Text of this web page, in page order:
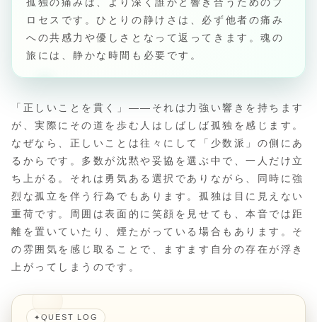
ロセスです。ひとりの静けさは、必ず他者の痛み
への共感力や優しさとなって返ってきます。魂の
旅には、静かな時間も必要です。
「正しいことを貫く」――それは力強い響きを持ちます
が、実際にその道を歩む人はしばしば孤独を感じます。
なぜなら、正しいことは往々にして「少数派」の側にあ
るからです。多数が沈黙や妥協を選ぶ中で、一人だけ立
ち上がる。それは勇気ある選択でありながら、同時に強
烈な孤立を伴う行為でもあります。孤独は目に見えない
重荷です。周囲は表面的に笑顔を見せても、本音では距
離を置いていたり、煙たがっている場合もあります。そ
の雰囲気を感じ取ることで、ますます自分の存在が浮き
上がってしまうのです。
✦ QUEST LOG